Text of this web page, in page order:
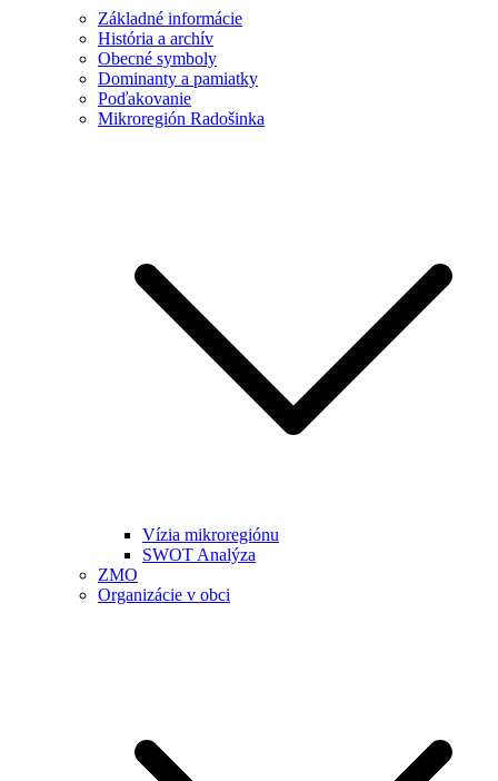
Základné informácie
História a archív
Obecné symboly
Dominanty a pamiatky
Poďakovanie
Mikroregión Radošinka
Vízia mikroregiónu
SWOT Analýza
ZMO
Organizácie v obci